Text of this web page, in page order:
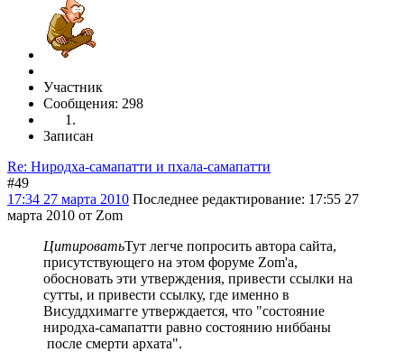
Участник
Сообщения: 298
Записан
Re: Ниродха-самапатти и пхала-самапатти
#49
17:34 27 марта 2010 Последнее редактирование: 17:55 27
марта 2010 от Zom
ЦитироватьТут легче попросить автора сайта,
присутствующего на этом форуме Zom'a,
обосновать эти утверждения, привести ссылки на
сутты, и привести ссылку, где именно в
Висуддхимагге утверждается, что "состояние
ниродха-самапатти равно состоянию ниббаны
после смерти архата".